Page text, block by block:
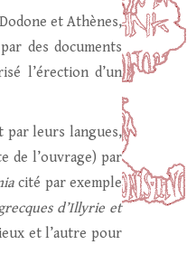
et Athènes,
des documents
l’érection d’un
par leurs langues,
de l’ouvrage) par
cité par exemple
d’Illyrie et
et l’autre pour